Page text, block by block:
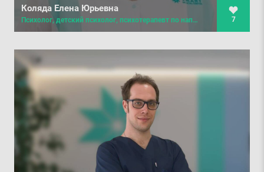
7
Коляда Елена Юрьевна
Психолог, детский психолог, психотерапевт по направлениям психоанализ и арт-психотерапия